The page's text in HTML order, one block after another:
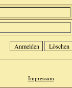
Impressum